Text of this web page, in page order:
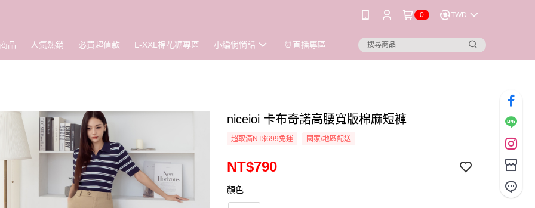
0 TWD
品 人氣熱銷 必買超值款 L-XXL棉花糖專區 小編悄悄話 ⏰直播專區
niceioi 卡布奇諾高腰寬版棉麻短褲
超取滿NT$699免運 國家/地區配送
NT$790
顏色